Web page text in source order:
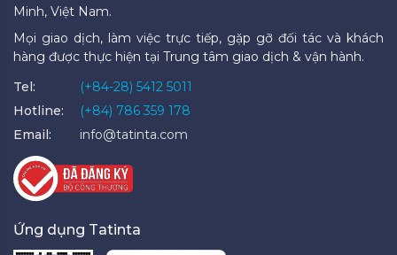
Minh, Việt Nam.
Mọi giao dịch, làm việc trực tiếp, gặp gỡ đối tác và khách
hàng được thực hiện tại Trung tâm giao dịch & vận hành.
Tel:
(+84-28) 5412 5011
Hotline:
(+84) 786 359 178
Email:
info@tatinta.com
Ứng dụng Tatinta